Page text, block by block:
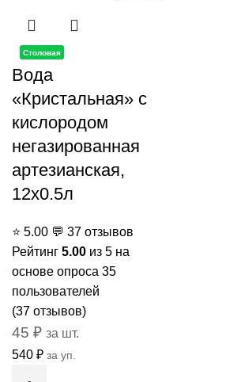
Столовая
Вода
«Кристальная» с
кислородом
негазированная
артезианская,
12x0.5л
⭐ 5.00 💬 37 отзывов
Рейтинг 5.00 из 5 на
основе опроса 35
пользователей
(37 отзывов)
45 ₽ за шт.
540 ₽ за уп.